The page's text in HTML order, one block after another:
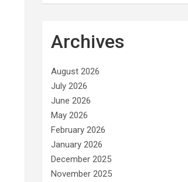
Archives
August 2026
July 2026
June 2026
May 2026
February 2026
January 2026
December 2025
November 2025